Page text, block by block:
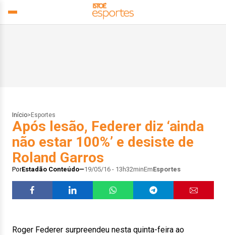
Início> Esportes
Após lesão, Federer diz ‘ainda
não estar 100%’ e desiste de
Roland Garros
PorEstadão Conteúdo 19/05/16 - 13h32minEmEsportes
Roger Federer surpreendeu nesta quinta-feira ao